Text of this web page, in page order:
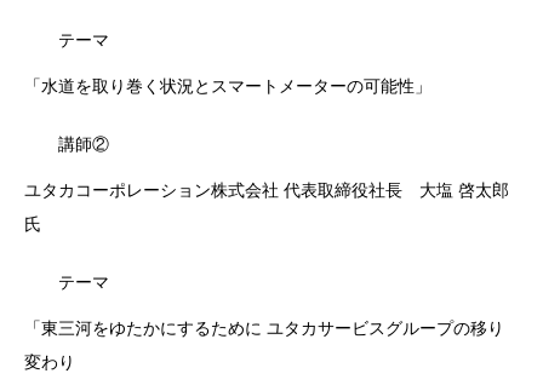
テーマ
「水道を取り巻く状況とスマートメーターの可能性」
講師②
ユタカコーポレーション株式会社 代表取締役社長 大塩 啓太郎
氏
テーマ
「東三河をゆたかにするために ユタカサービスグループの移り
変わり